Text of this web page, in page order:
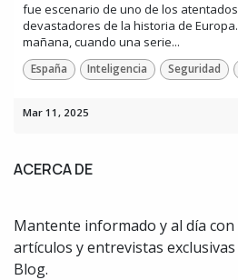
fue escenario de uno de los
devastadores de la historia de Europa.
mañana, cuando una serie...
España Inteligencia Seguridad
Mar 11, 2025
ACERCA DE
Mantente informado y al día
artículos y entrevistas
Blog.